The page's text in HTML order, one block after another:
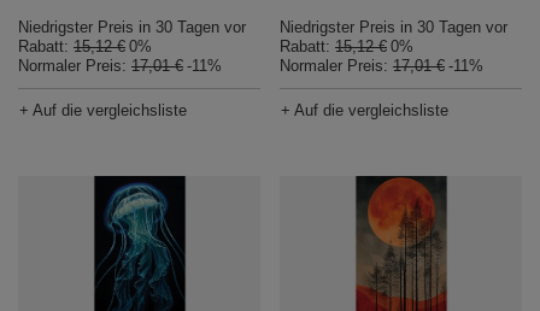
Niedrigster Preis in 30 Tagen vor
Rabatt: 15,12 € 0%
Normaler Preis: 17,01 € -11%
+ Auf die vergleichsliste
Niedrigster Preis in 30 Tagen vor
Rabatt: 15,12 € 0%
Normaler Preis: 17,01 € -11%
+ Auf die vergleichsliste